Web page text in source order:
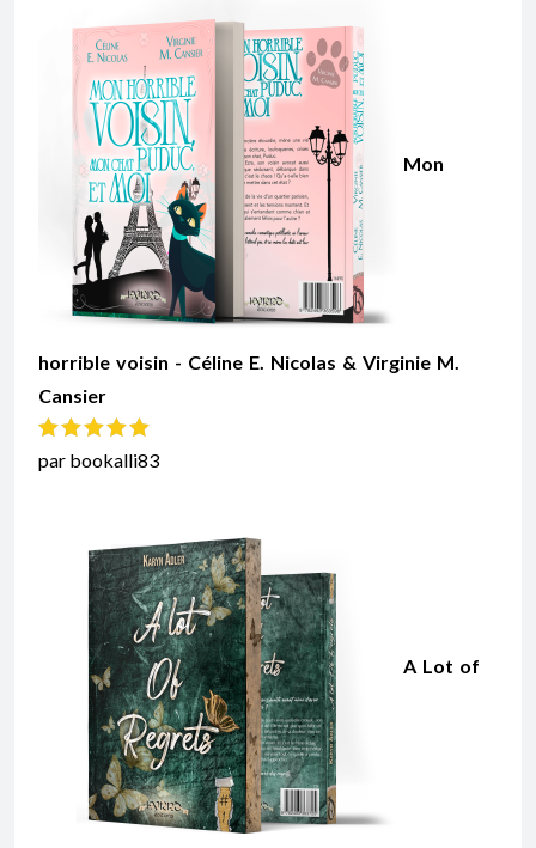
Mon
horrible voisin - Céline E. Nicolas & Virginie M.
Cansier
Note5sur 5
par bookalli83
A Lot of